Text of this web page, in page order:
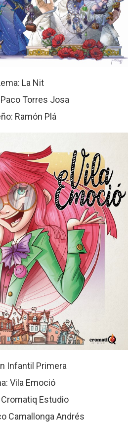
La Nit
Torres Josa
Ramón Plá
Infantil Primera
Vila Emoció
Estudio
Camallonga Andrés